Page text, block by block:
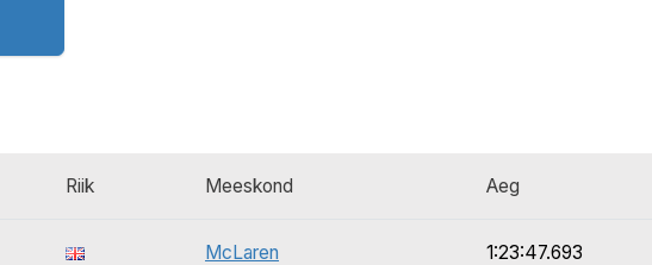
Riik Meeskond Aeg
McLaren 1:23:47.693